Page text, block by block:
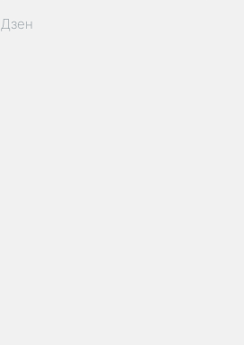
Дзен